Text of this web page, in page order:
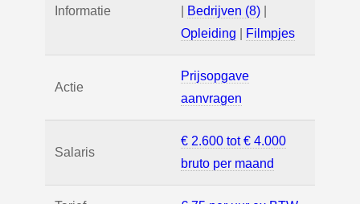
Informatie Bedrijven (8)
Opleiding
Filmpjes
Actie
Prijsopgave
aanvragen
Salaris
€ 2.600 tot € 4.000
bruto per maand